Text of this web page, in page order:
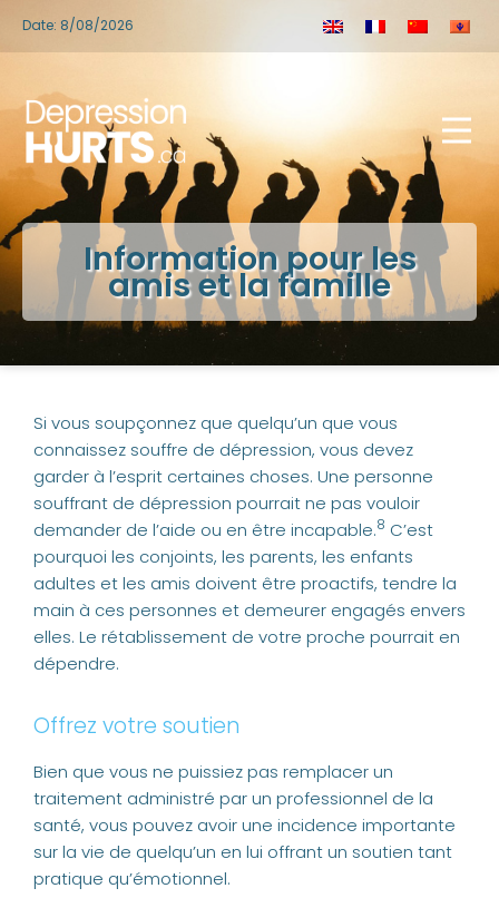
Date: 8/08/2026
Information pour les
amis et la famille
Si vous soupçonnez que quelqu’un que vous
connaissez souffre de dépression, vous devez
garder à l’esprit certaines choses. Une personne
souffrant de dépression pourrait ne pas vouloir
demander de l’aide ou en être incapable.8 C’est
pourquoi les conjoints, les parents, les enfants
adultes et les amis doivent être proactifs, tendre la
main à ces personnes et demeurer engagés envers
elles. Le rétablissement de votre proche pourrait en
dépendre.
Offrez votre soutien
Bien que vous ne puissiez pas remplacer un
traitement administré par un professionnel de la
santé, vous pouvez avoir une incidence importante
sur la vie de quelqu’un en lui offrant un soutien tant
pratique qu’émotionnel.